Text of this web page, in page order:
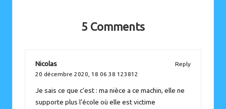
5 Comments
Nicolas
Reply
20 décembre 2020, 18 06 38 123812
Je sais ce que c’est : ma nièce a ce machin, elle ne
supporte plus l’école où elle est victime